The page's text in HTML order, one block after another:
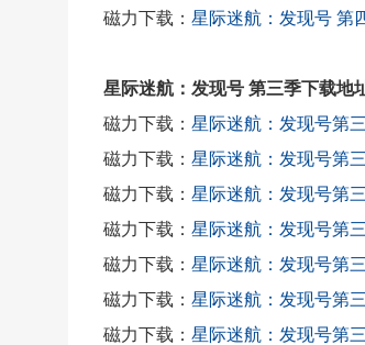
磁力下载： 星际迷航：发现号 第
星际迷航：发现号 第三季下载地
磁力下载： 星际迷航：发现号第
磁力下载： 星际迷航：发现号第
磁力下载： 星际迷航：发现号第
磁力下载： 星际迷航：发现号第
磁力下载： 星际迷航：发现号第
磁力下载： 星际迷航：发现号第
磁力下载： 星际迷航：发现号第